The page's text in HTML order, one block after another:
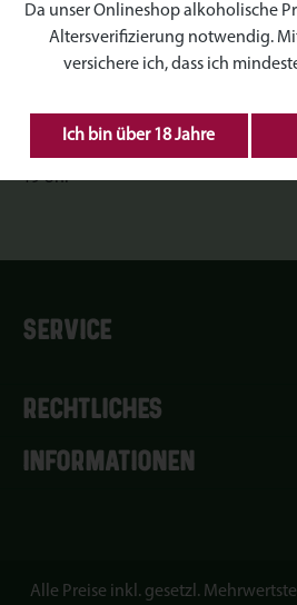
Öffnungszeiten:Mo-So 10-19 Uhr
19 Uhr
SERVICE
RECHTLICHES
INFORMATIONEN
Alle Preise inkl. gesetzl.
Da unser Onlineshop alkoholische
Altersverifizierung notwendig.
versichere ich, dass ich
Ich bin über 18 Jahre